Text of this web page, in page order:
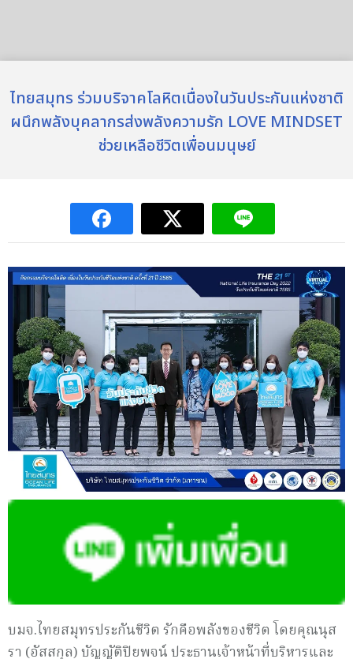
ไทยสมุทร ร่วมบริจาคโลหิตเนื่องในวันประกันแห่งชาติ
ผนึกพลังบุคลากรส่งพลังความรัก LOVE MINDSET
ช่วยเหลือชีวิตเพื่อนมนุษย์
บมจ.ไทยสมุทรประกันชีวิต รักคือพลังของชีวิต โดยคุณนุส
รา (อัสสกุล) บัญญัติปิยพจน์ ประธานเจ้าหน้าที่บริหารและ